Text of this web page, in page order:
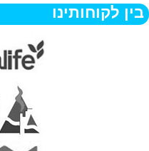
בין לקוחותינו